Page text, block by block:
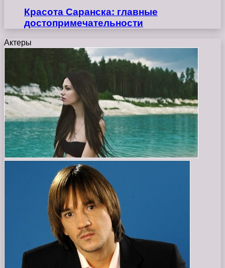
Красота Саранска: главные
достопримечательности
Актеры